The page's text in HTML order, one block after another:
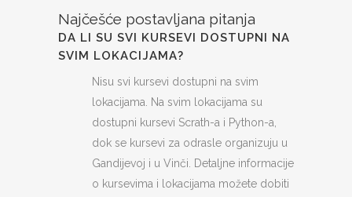
Najčešće postavljana pitanja
DA LI SU SVI KURSEVI DOSTUPNI NA
SVIM LOKACIJAMA?
Nisu svi kursevi dostupni na svim
lokacijama. Na svim lokacijama su
dostupni kursevi Scrath-a i Python-a,
dok se kursevi za odrasle organizuju u
Gandijevoj i u Vinči. Detaljne informacije
o kursevima i lokacijama možete dobiti